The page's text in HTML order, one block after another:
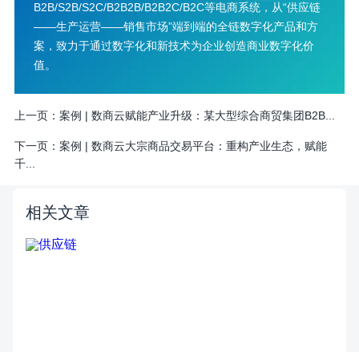
B2B/S2B/S2C/B2B2B/B2B2C/B2C等电商系统，从“供应链
——生产运营——销售市场”端到端的全链数字化产品和方
案，致力于通过数字化和新技术为企业创造商业数字化价
值。
上一页： 案例 | 数商云赋能产业升级：某大型综合商贸集团B2B...
下一页： 案例 | 数商云大宗商品交易平台：重构产业生态，赋能
千...
相关文章